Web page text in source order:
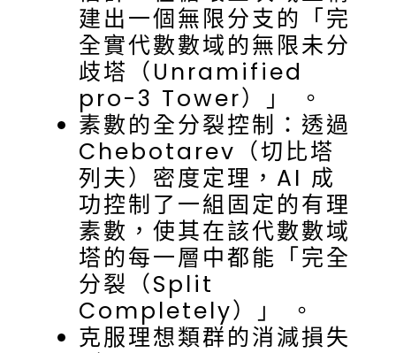
建出一個無限分支的「完
全實代數數域的無限未分
歧塔（Unramified
pro-3 Tower）」 。
素數的全分裂控制：透過
Chebotarev（切比塔
列夫）密度定理，AI 成
功控制了一組固定的有理
素數，使其在該代數數域
塔的每一層中都能「完全
分裂（Split
Completely）」 。
克服理想類群的消減損失